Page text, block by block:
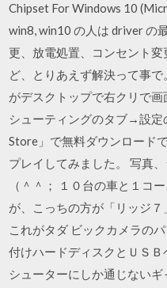
Chipset For Windows 10
win8, win10 の人は driver の
更、放電処置、コンセント
ど、とりあえず解決って事
がデスクトップで右クリで
シューティングのタブ→設定
Store」で無料ダウンロード
プレイしてみました。 写真
（＾＾； １０台の車と１コ
が、こっちの方が「リッジ７
これがタダ ビックカメラの
付けハードディスクとＵＳＢ
シューターにしか通じない